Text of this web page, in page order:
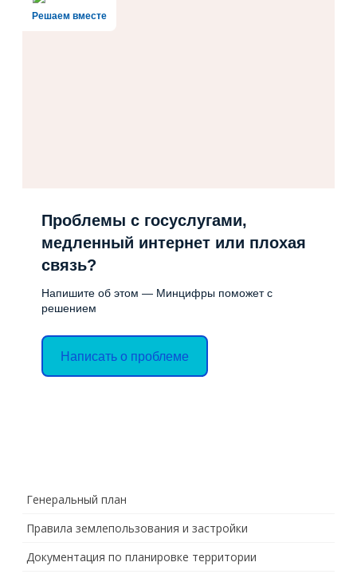
Решаем вместе
Проблемы с госуслугами,
медленный интернет или плохая
связь?
Напишите об этом — Минцифры поможет с
решением
Написать о проблеме
Генеральный план
Правила землепользования и застройки
Документация по планировке территории